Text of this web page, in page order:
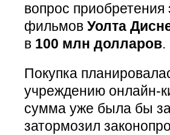
вопрос
фильмов Уолта
в 100 млн долларов.
Покупка
учреждению онлайн-
сумма уже была бы
затормозил